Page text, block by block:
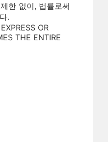
한 없이, 법률로써
.
OR
THE ENTIRE